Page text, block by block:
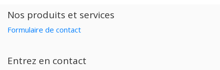
Nos produits et services
Formulaire de contact
Entrez en contact